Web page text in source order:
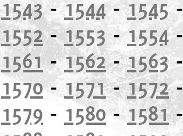
1543- 1544-1545
1552-1553 -1554
1561 -1562-1563
1570-1571-1572
1579 - 1580-1581